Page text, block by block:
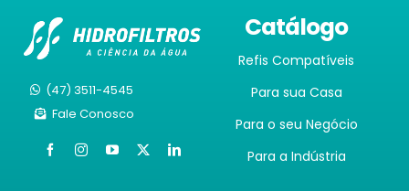
(47) 3511-4545
Fale Conosco
Catálogo
Refis Compatíveis
Para sua Casa
Para o seu Negócio
Para a Indústria